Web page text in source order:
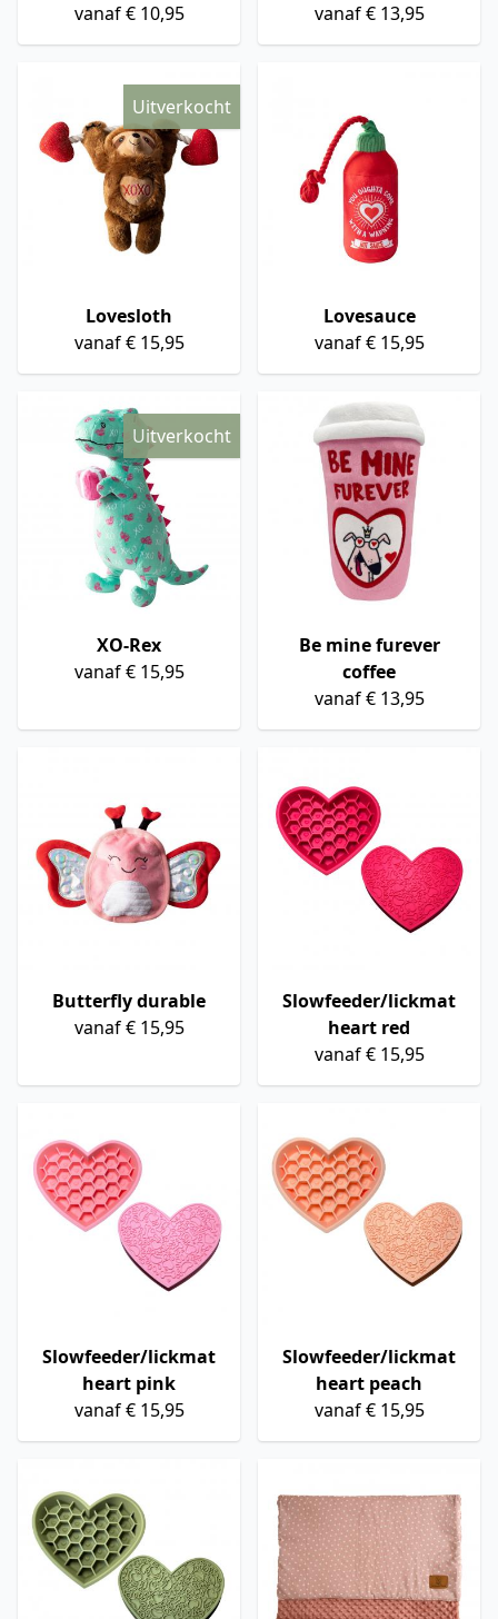
vanaf € 10,95
vanaf € 13,95
Lovesloth
vanaf € 15,95
Uitverkocht
Lovesauce
vanaf € 15,95
XO-Rex
vanaf € 15,95
Uitverkocht
Be mine furever
coffee
vanaf € 13,95
Butterfly durable
vanaf € 15,95
Slowfeeder/lickmat
heart red
vanaf € 15,95
Slowfeeder/lickmat
heart pink
vanaf € 15,95
Slowfeeder/lickmat
heart peach
vanaf € 15,95